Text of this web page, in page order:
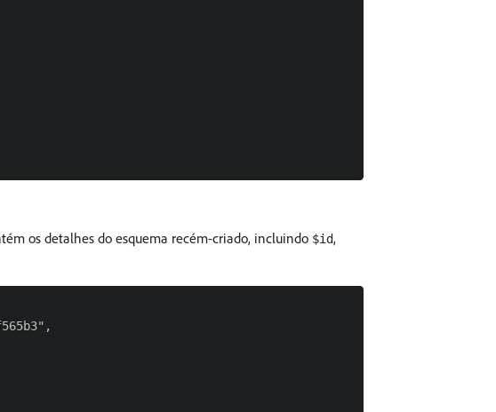
os detalhes do esquema recém-criado, incluindo $id,